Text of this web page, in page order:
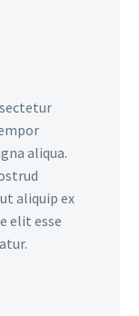
aliqua.
aliquip ex
elit esse